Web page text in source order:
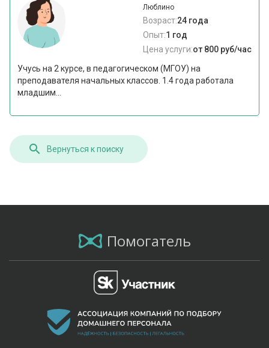
Люблино
Возраст:24 года
Опыт:1 год
Цена услуги:от 800 руб/час
Учусь на 2 курсе, в педагогическом (МГОУ) на
преподавателя начальных классов. 1.4 года работала
младшим...
Вернуться к поиску
Помогатель